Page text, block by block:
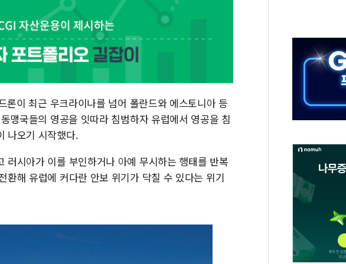
[뉴스핌 이 시각 PICK] 축구협회 성접대 기간, 대표
인도, 바이오가스 생산에 3.5조원 투입키로...'에
서울시, 정비사업으로 주택 36% 늘었다...공급부족
신인류콘텐츠, 핀란드 AI 기업 Audission Oy와 운
"일부 존치" vs "전면 개발"…서리풀2구역 갈등,
[AI 카드뉴스] 기후변화가 바꾼 대한민국 여름
이 최근 우크라이나를 넘어 폴란드와 에스토니아 등
맹국들의 영공을 잇따라 침범하자 유럽에서 영공을 침
나오기 시작했다.
시아가 이를 부인하거나 아예 무시하는 행태를 반복
해 유럽에 커다란 안보 위기가 닥칠 수 있다는 위기